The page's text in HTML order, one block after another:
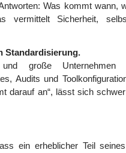
Was kommt wann,
vermittelt Sicherheit,
Standardisierung.
große Unternehmen
Audits und
darauf an“, lässt sich
ein erheblicher Teil